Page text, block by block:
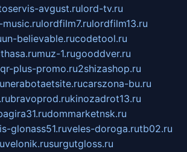
avgust.rulord-tv.ru
lordfilm7.rulordfilm13.ru
un-believable.rucodetool.ru
muz-1.rugooddver.ru
qr-plus-promo.ru2shizashop.ru
nerabotaetsite.rucarszona-bu.ru
bravoprod.rukinozadrot13.ru
dommarketnsk.ru
glonass51.ruveles-doroga.rutb02.ru
velonik.rusurgutgloss.ru